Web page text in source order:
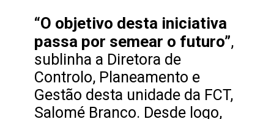
“O objetivo desta iniciativa
passa por semear o futuro”,
sublinha a Diretora de
Controlo, Planeamento e
Gestão desta unidade da FCT,
Salomé Branco. Desde logo,